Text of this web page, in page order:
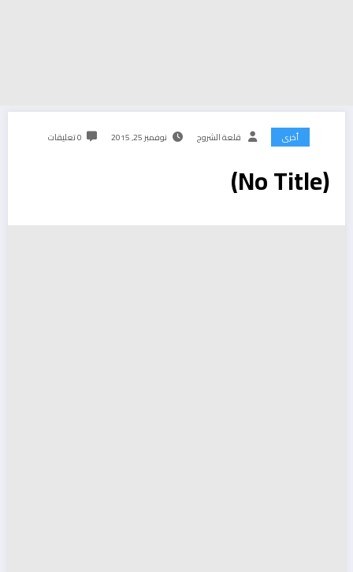
أخرى قلعة الشروح نوفمبر 25, 2015 0 تعليقات
(No Title)